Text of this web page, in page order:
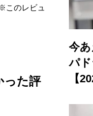
このレビュ
った評
今
パ
【